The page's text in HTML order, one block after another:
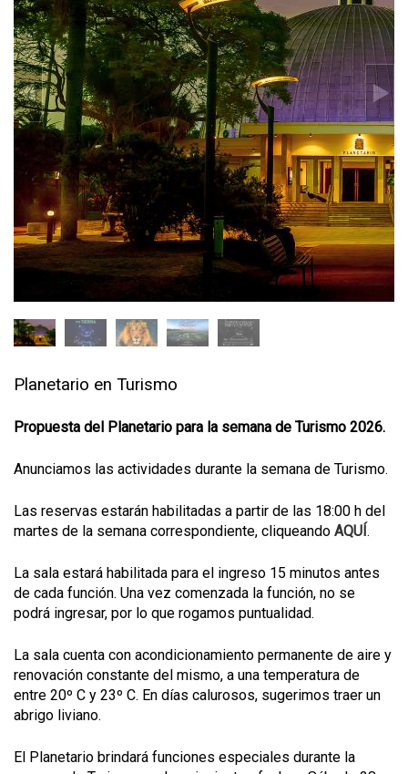
Planetario en Turismo
Propuesta del Planetario para la semana de Turismo 2026.
Anunciamos las actividades durante la semana de Turismo.
Las reservas estarán habilitadas a partir de las 18:00 h del
martes de la semana correspondiente, cliqueando AQUÍ.
La sala estará habilitada para el ingreso 15 minutos antes
de cada función. Una vez comenzada la función, no se
podrá ingresar, por lo que rogamos puntualidad.
La sala cuenta con acondicionamiento permanente de aire y
renovación constante del mismo, a una temperatura de
entre 20º C y 23º C. En días calurosos, sugerimos traer un
abrigo liviano.
El Planetario brindará funciones especiales durante la